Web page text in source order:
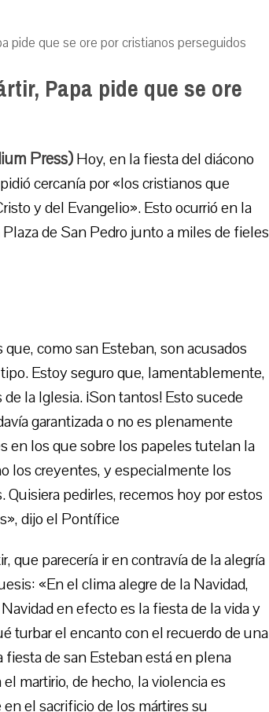
pide que se ore por cristianos perseguidos
Papa pide que se ore
Press)Hoy, en la fiesta del diácono
cercanía por «los cristianos que
y del Evangelio». Esto ocurrió en la
de San Pedro junto a miles de fieles
como san Esteban, son acusados
Estoy seguro que, lamentablemente,
la Iglesia. ¡Son tantos! Esto sucede
garantizada o no es plenamente
en los que sobre los papeles tutelan la
los creyentes, y especialmente los
pedirles, recemos hoy por estos
dijo el Pontífice
que parecería ir en contravía de la alegría
«En el clima alegre de la Navidad,
en efecto es la fiesta de la vida y
turbar el encanto con el recuerdo de una
fiesta de san Esteban está en plena
martirio, de hecho, la violencia es
el sacrificio de los mártires su